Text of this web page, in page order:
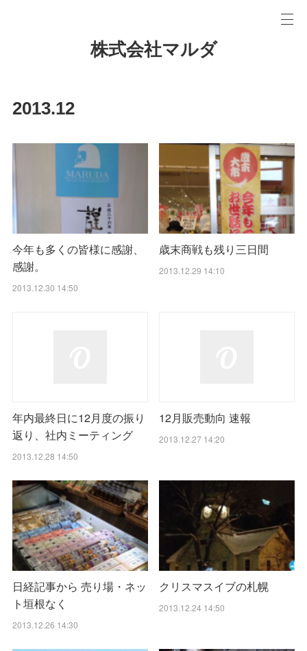
株式会社マルダ
2013.12
今年も多くの皆様に感謝、
感謝。
2013.12.30 14:50
歳末商戦も残り三日間
2013.12.29 14:10
年内最終日に12月度の振り
返り、社内ミーティング
2013.12.28 14:50
12月販売動向 速報
2013.12.27 14:20
日経記事から 売り場・ネッ
ト垣根なく
2013.12.26 14:30
クリスマスイブの札幌
2013.12.24 14:50